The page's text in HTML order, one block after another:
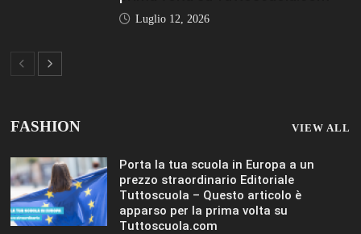
Luglio 12, 2026
FASHION VIEW ALL
Porta la tua scuola in Europa a un
prezzo straordinario Editoriale
Tuttoscuola – Questo articolo è
apparso per la prima volta su
Tuttoscuola.com